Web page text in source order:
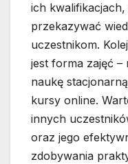
ich
przekazywać
uczestnikom.
jest forma zajęć
naukę
kursy online.
innych
oraz jego
zdobywania